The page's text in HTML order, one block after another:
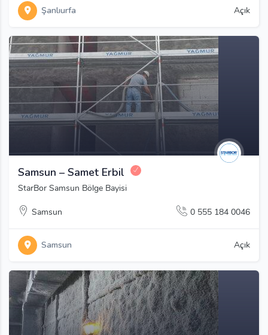
Şanlıurfa Açık
Samsun – Samet Erbil
StarBor Samsun Bölge Bayisi
Samsun 0 555 184 0046
Samsun Açık